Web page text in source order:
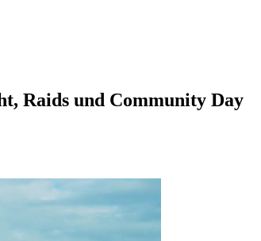
Raids und Community Day